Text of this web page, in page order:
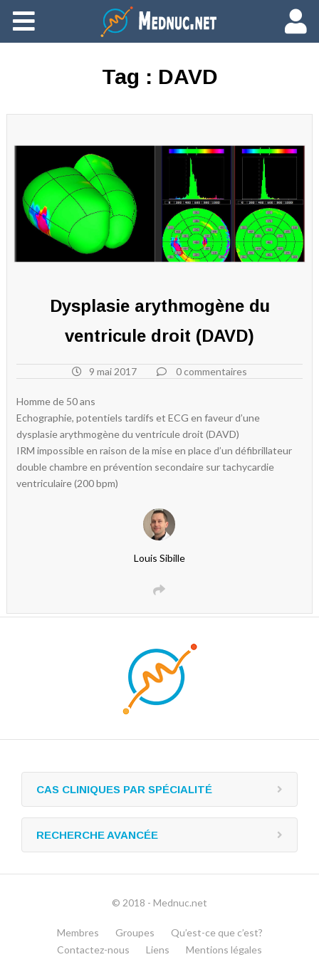
Ajouter du contenu
Tag : DAVD
Dysplasie arythmogène du
ventricule droit (DAVD)
9 mai 2017 0 commentaires
Homme de 50 ans
Echographie, potentiels tardifs et ECG en faveur d’une
dysplasie arythmogène du ventricule droit (DAVD)
IRM impossible en raison de la mise en place d’un défibrillateur
double chambre en prévention secondaire sur tachycardie
ventriculaire (200 bpm)
Louis Sibille
CAS CLINIQUES PAR SPÉCIALITÉ
RECHERCHE AVANCÉE
© 2018 - Mednuc.net
Membres Groupes
Qu’est-ce que c’est?
Contactez-nous
Liens Mentions légales